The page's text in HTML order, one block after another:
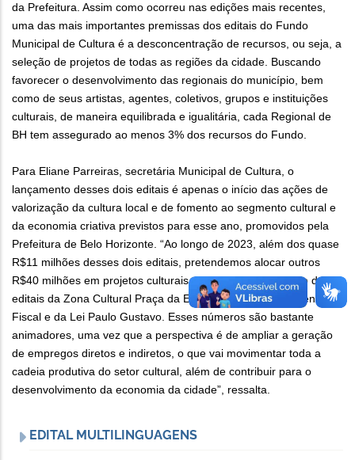
da Prefeitura. Assim como ocorreu nas edições mais recentes,
uma das mais importantes premissas dos editais do Fundo
Municipal de Cultura é a desconcentração de recursos, ou seja, a
seleção de projetos de todas as regiões da cidade. Buscando
favorecer o desenvolvimento das regionais do município, bem
como de seus artistas, agentes, coletivos, grupos e instituições
culturais, de maneira equilibrada e igualitária, cada Regional de
BH tem assegurado ao menos 3% dos recursos do Fundo.
Para Eliane Parreiras, secretária Municipal de Cultura, o
lançamento desses dois editais é apenas o início das ações de
valorização da cultura local e de fomento ao segmento cultural e
da economia criativa previstos para esse ano, promovidos pela
Prefeitura de Belo Horizonte. “Ao longo de 2023, além dos quase
R$11 milhões desses dois editais, pretendemos alocar outros
R$40 milhões em projetos culturais para a cidade por meio dos
editais da Zona Cultural Praça da Estação, Descentra, Incentivo
Fiscal e da Lei Paulo Gustavo. Esses números são bastante
animadores, uma vez que a perspectiva é de ampliar a geração
de empregos diretos e indiretos, o que vai movimentar toda a
cadeia produtiva do setor cultural, além de contribuir para o
desenvolvimento da economia da cidade”, ressalta.
EDITAL MULTILINGUAGENS